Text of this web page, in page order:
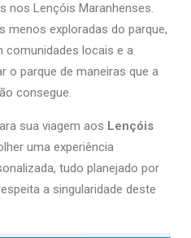
nos Lençóis Maranhenses.
menos exploradas do parque,
locais e a
o parque de maneiras que a
consegue.
sua viagem aos Lençóis
uma experiência
tudo planejado por
a singularidade deste